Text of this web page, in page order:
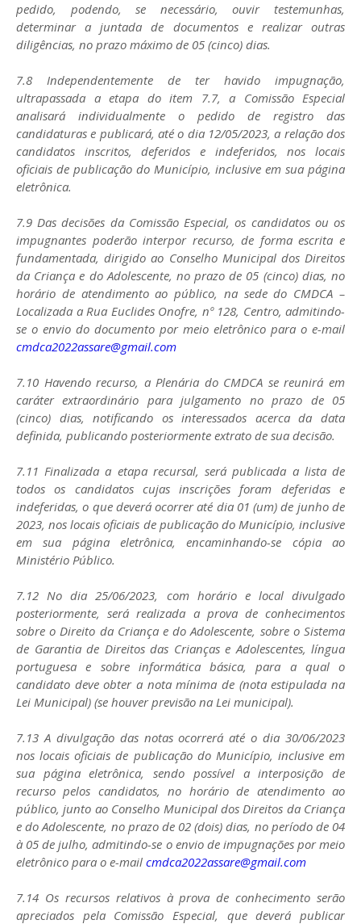
pedido, podendo, se necessário, ouvir testemunhas,
determinar a juntada de documentos e realizar outras
diligências, no prazo máximo de 05 (cinco) dias.
7.8 Independentemente de ter havido impugnação,
ultrapassada a etapa do item 7.7, a Comissão Especial
analisará individualmente o pedido de registro das
candidaturas e publicará, até o dia 12/05/2023, a relação dos
candidatos inscritos, deferidos e indeferidos, nos locais
oficiais de publicação do Município, inclusive em sua página
eletrônica.
7.9 Das decisões da Comissão Especial, os candidatos ou os
impugnantes poderão interpor recurso, de forma escrita e
fundamentada, dirigido ao Conselho Municipal dos Direitos
da Criança e do Adolescente, no prazo de 05 (cinco) dias, no
horário de atendimento ao público, na sede do CMDCA –
Localizada a Rua Euclides Onofre, nº 128, Centro, admitindo-
se o envio do documento por meio eletrônico para o e-mail
cmdca2022assare@gmail.com
7.10 Havendo recurso, a Plenária do CMDCA se reunirá em
caráter extraordinário para julgamento no prazo de 05
(cinco) dias, notificando os interessados acerca da data
definida, publicando posteriormente extrato de sua decisão.
7.11 Finalizada a etapa recursal, será publicada a lista de
todos os candidatos cujas inscrições foram deferidas e
indeferidas, o que deverá ocorrer até dia 01 (um) de junho de
2023, nos locais oficiais de publicação do Município, inclusive
em sua página eletrônica, encaminhando-se cópia ao
Ministério Público.
7.12 No dia 25/06/2023, com horário e local divulgado
posteriormente, será realizada a prova de conhecimentos
sobre o Direito da Criança e do Adolescente, sobre o Sistema
de Garantia de Direitos das Crianças e Adolescentes, língua
portuguesa e sobre informática básica, para a qual o
candidato deve obter a nota mínima de (nota estipulada na
Lei Municipal) (se houver previsão na Lei municipal).
7.13 A divulgação das notas ocorrerá até o dia 30/06/2023
nos locais oficiais de publicação do Município, inclusive em
sua página eletrônica, sendo possível a interposição de
recurso pelos candidatos, no horário de atendimento ao
público, junto ao Conselho Municipal dos Direitos da Criança
e do Adolescente, no prazo de 02 (dois) dias, no período de 04
à 05 de julho, admitindo-se o envio de impugnações por meio
eletrônico para o e-mail cmdca2022assare@gmail.com
7.14 Os recursos relativos à prova de conhecimento serão
apreciados pela Comissão Especial, que deverá publicar